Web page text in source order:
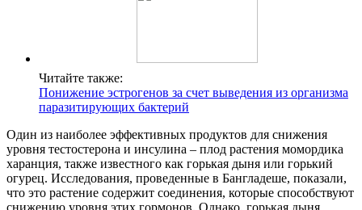
Читайте также:
Понижение эстрогенов за счет выведения из организма
паразитирующих бактерий
Один из наиболее эффективных продуктов для снижения
уровня тестостерона и инсулина – плод растения момордика
харанция, также известного как горькая дыня или горький
огурец. Исследования, проведенные в Бангладеше, показали,
что это растение содержит соединения, которые способствуют